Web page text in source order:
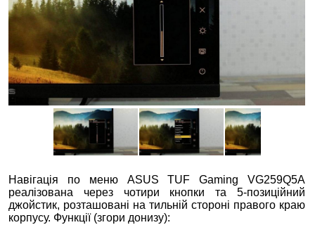
Навігація по меню ASUS TUF Gaming VG259Q5A
реалізована через чотири кнопки та 5-позиційний
джойстик, розташовані на тильній стороні правого краю
корпусу. Функції (згори донизу):